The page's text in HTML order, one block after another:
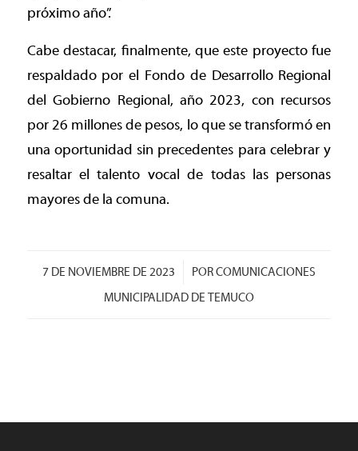
próximo año”.
Cabe destacar, finalmente, que este proyecto fue
respaldado por el Fondo de Desarrollo Regional
del Gobierno Regional, año 2023, con recursos
por 26 millones de pesos, lo que se transformó en
una oportunidad sin precedentes para celebrar y
resaltar el talento vocal de todas las personas
mayores de la comuna.
7 DE NOVIEMBRE DE 2023
/ PORCOMUNICACIONES
MUNICIPALIDAD DE TEMUCO